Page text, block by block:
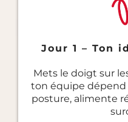
Jour 1 – Ton
Mets le doigt sur
ton équipe dépend
posture, alimente